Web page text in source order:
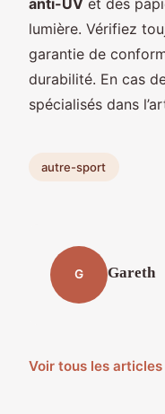
anti-UV et des
lumière. Vérifiez
garantie de
durabilité. En cas
spécialisés dans
autre-sport
G Gareth
Voir tous les